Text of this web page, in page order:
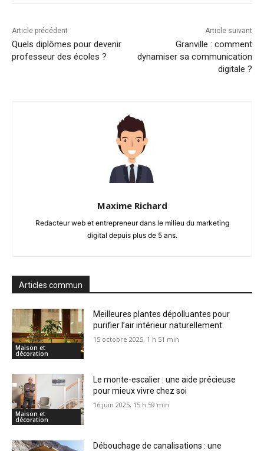
Article précédent
Quels diplômes pour devenir
professeur des écoles ?
Article suivant
Granville : comment
dynamiser sa communication
digitale ?
Maxime Richard
Redacteur web et entrepreneur dans le milieu du marketing
digital depuis plus de 5 ans.
Articles commun
Maison et
décoration
Meilleures plantes dépolluantes pour
purifier l’air intérieur naturellement
15 octobre 2025, 1 h 51 min
Maison et
décoration
Le monte-escalier : une aide précieuse
pour mieux vivre chez soi
16 juin 2025, 15 h 59 min
Débouchage de canalisations : une